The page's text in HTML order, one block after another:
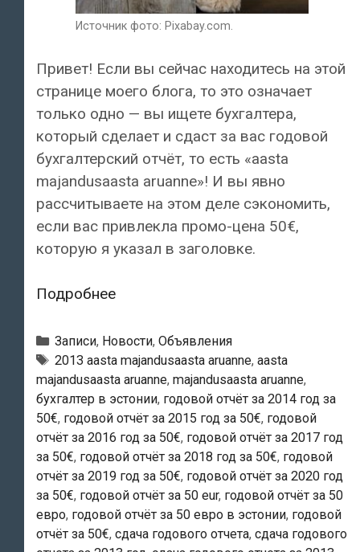
Источник фото: Pixabay.com.
Привет! Если вы сейчас находитесь на этой
странице моего блога, то это означает
только одно — вы ищете бухгалтера,
который сделает и сдаст за вас годовой
бухгалтерский отчёт, то есть «aasta
majandusaasta aruanne»! И вы явно
рассчитываете на этом деле сэкономить,
если вас привлекла промо-цена 50€,
которую я указал в заголовке.
ПодробнееГодовой
отчёт
за
50€
Рубрики
Записи, Новости, Объявления
Метки
2013 aasta majandusaasta aruanne, aasta
majandusaasta aruanne, majandusaasta aruanne,
бухгалтер в эстонии, годовой отчёт за 2014 год за
50€, годовой отчёт за 2015 год за 50€, годовой
отчёт за 2016 год за 50€, годовой отчёт за 2017 год
за 50€, годовой отчёт за 2018 год за 50€, годовой
отчёт за 2019 год за 50€, годовой отчёт за 2020 год
за 50€, годовой отчёт за 50 eur, годовой отчёт за 50
евро, годовой отчёт за 50 евро в эстонии, годовой
отчёт за 50€, сдача годового отчета, сдача годового